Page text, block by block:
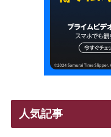
人気記事